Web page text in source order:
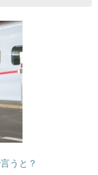
うと？